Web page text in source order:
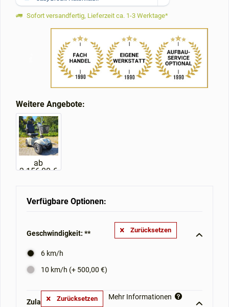
Sofort versandfertig, Lieferzeit ca. 1-3 Werktage*
Weitere Angebote:
ab
2.156,00 €
Verfügbare Optionen:
Geschwindigkeit: **
6 km/h
10 km/h (+ 500,00 €)
Zurücksetzen
Zulassungsservice: **
Zurücksetzen Mehr Informationen